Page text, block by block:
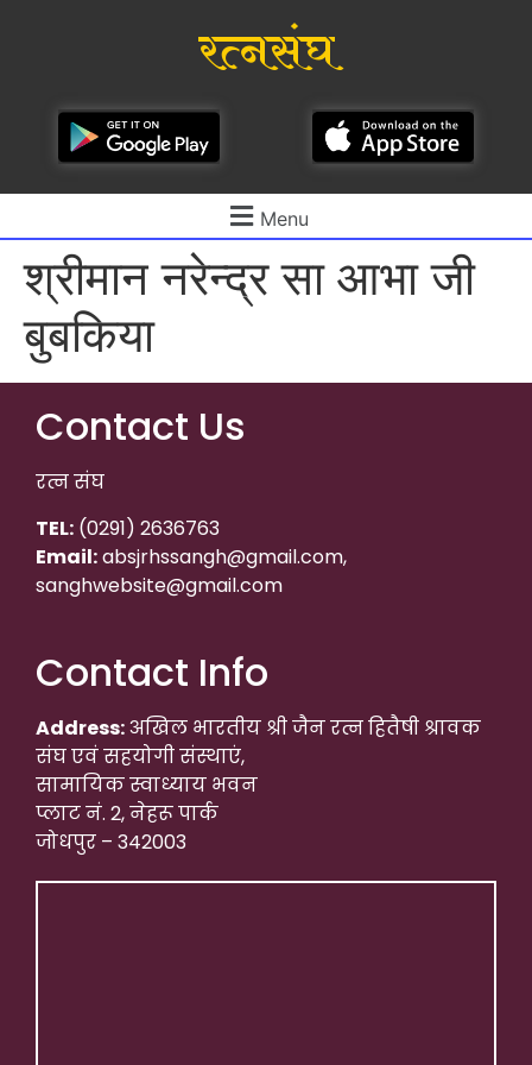
रत्नसंघ
Menu
श्रीमान नरेन्द्र सा आभा जी
बुबकिया
Contact Us
रत्न संघ
TEL: (0291) 2636763
Email:absjrhssangh@gmail.com,
sanghwebsite@gmail.com
Contact Info
Address:अखिल भारतीय श्री जैन रत्न हितैषी श्रावक
संघ एवं सहयोगी संस्थाएं,
सामायिक स्वाध्याय भवन
प्लाट नं. 2, नेहरू पार्क
जोधपुर – 342003